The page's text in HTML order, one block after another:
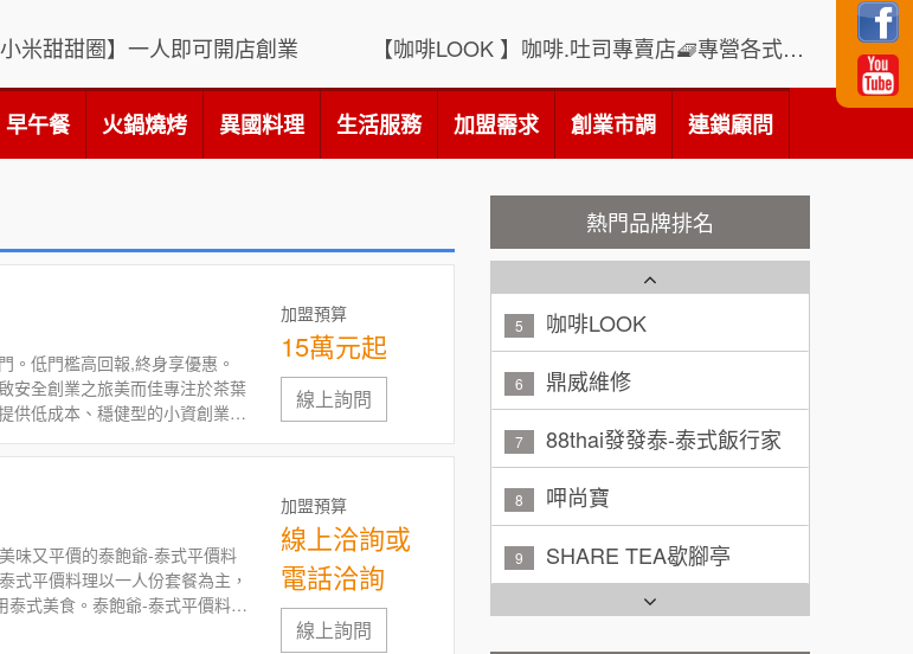
小米甜甜圈】一人即可開店創業 【咖啡LOOK 】咖啡.吐司專賣店🧇專營各式創意法式吐司
早午餐 火鍋燒烤 異國料理 生活服務 加盟需求 創業市調 連鎖顧問
。低門檻高回報,終身享優惠。
安全創業之旅美而佳專注於茶葉
供低成本、穩健型的小資創業機
加盟預算
15萬元起
線上詢問
味又平價的泰飽爺-泰式平價料
式平價料理以一人份套餐為主，
式美食。泰飽爺-泰式平價料理
加盟預算
線上洽詢或
電話洽詢
線上詢問
熱門品牌排名
Cozy coffee可集咖啡
2 霏等茶
潮鍋癮
5 咖啡LOOK
6 鼎威維修
7 88thai發發泰-泰式飯行家
8 呷尚寶
9 SHARE TEA歇腳亭
10 TEA TOP台灣第一味
1 Cozy coffee可集咖啡
顏 先生/小姐 台北市
加盟預算 100萬 ~ 200萬
200萬~300萬
加盟預算 100萬~150萬
林 先生/小姐
100萬 ~ 200萬
吳 先生/小姐
加盟預算 100萬~200萬
周 先生/小姐 台北
加盟預算 100萬 ~150萬